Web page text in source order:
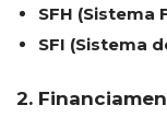
SFH (Sistema
SFI (Sistema
2.